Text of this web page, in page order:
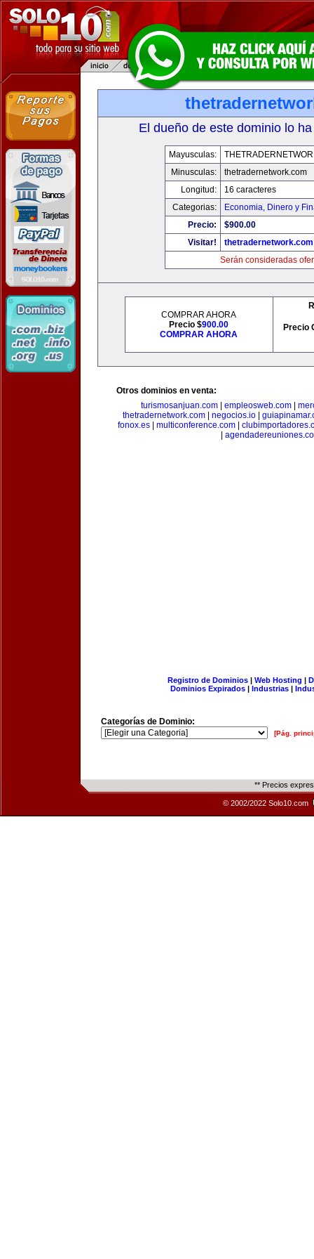
El dueño de este dominio lo
Mayusculas:
Minusculas:
thetradernetwork.com
Longitud:
16 caracteres
Categorias:
Economia, Dinero y
Precio:
$900.00
Visitar!
thetradernetwork.com
Serán consideradas
COMPRAR AHORA
Precio $900.00
COMPRAR AHORA
Precio
Otros dominios en venta:
turismosanjuan.com| empleosweb.com|
thetradernetwork.com
negocios.io
fonox.es| multiconference.com|
Registro de Dominios| Web Hosting |
Dominios Expirados | Industrias |
Categorías de Dominio:
[Pág.
** Precios
© 2002/2022 Solo10.com